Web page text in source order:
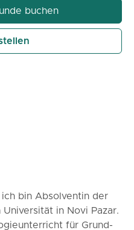
buchen
bin Absolventin der
in Novi Pazar.
für Grund-